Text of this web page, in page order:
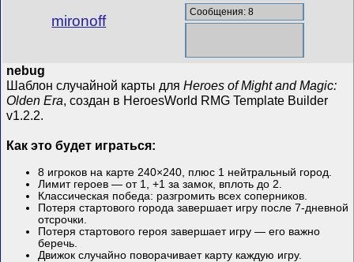
mironoff
Сообщения: 8
nebug
Шаблон случайной карты дляHeroes of Might and Magic:
Olden Era, создан в HeroesWorld RMG Template Builder
v1.2.2.
Как это будет играться:
8 игроков на карте 240×240, плюс 1 нейтральный город.
Лимит героев — от 1, +1 за замок, вплоть до 2.
Классическая победа: разгромить всех соперников.
Потеря стартового города завершает игру после 7-дневной
отсрочки.
Потеря стартового героя завершает игру — его важно
беречь.
Движок случайно поворачивает карту каждую игру.